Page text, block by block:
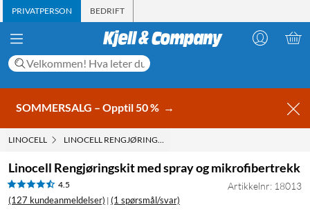
PRIVATPERSON BEDRIFT
SOMMERSALG – Opptil 50 % →
LINOCELL LINOCELL RENGJØRINGSKIT MED SPRAY OG
Linocell Rengjøringskit med spray og mikrofibertrekk
4.5
(127 kundeanmeldelser) | (1 spørsmål/svar)
Artikkelnr: 18013